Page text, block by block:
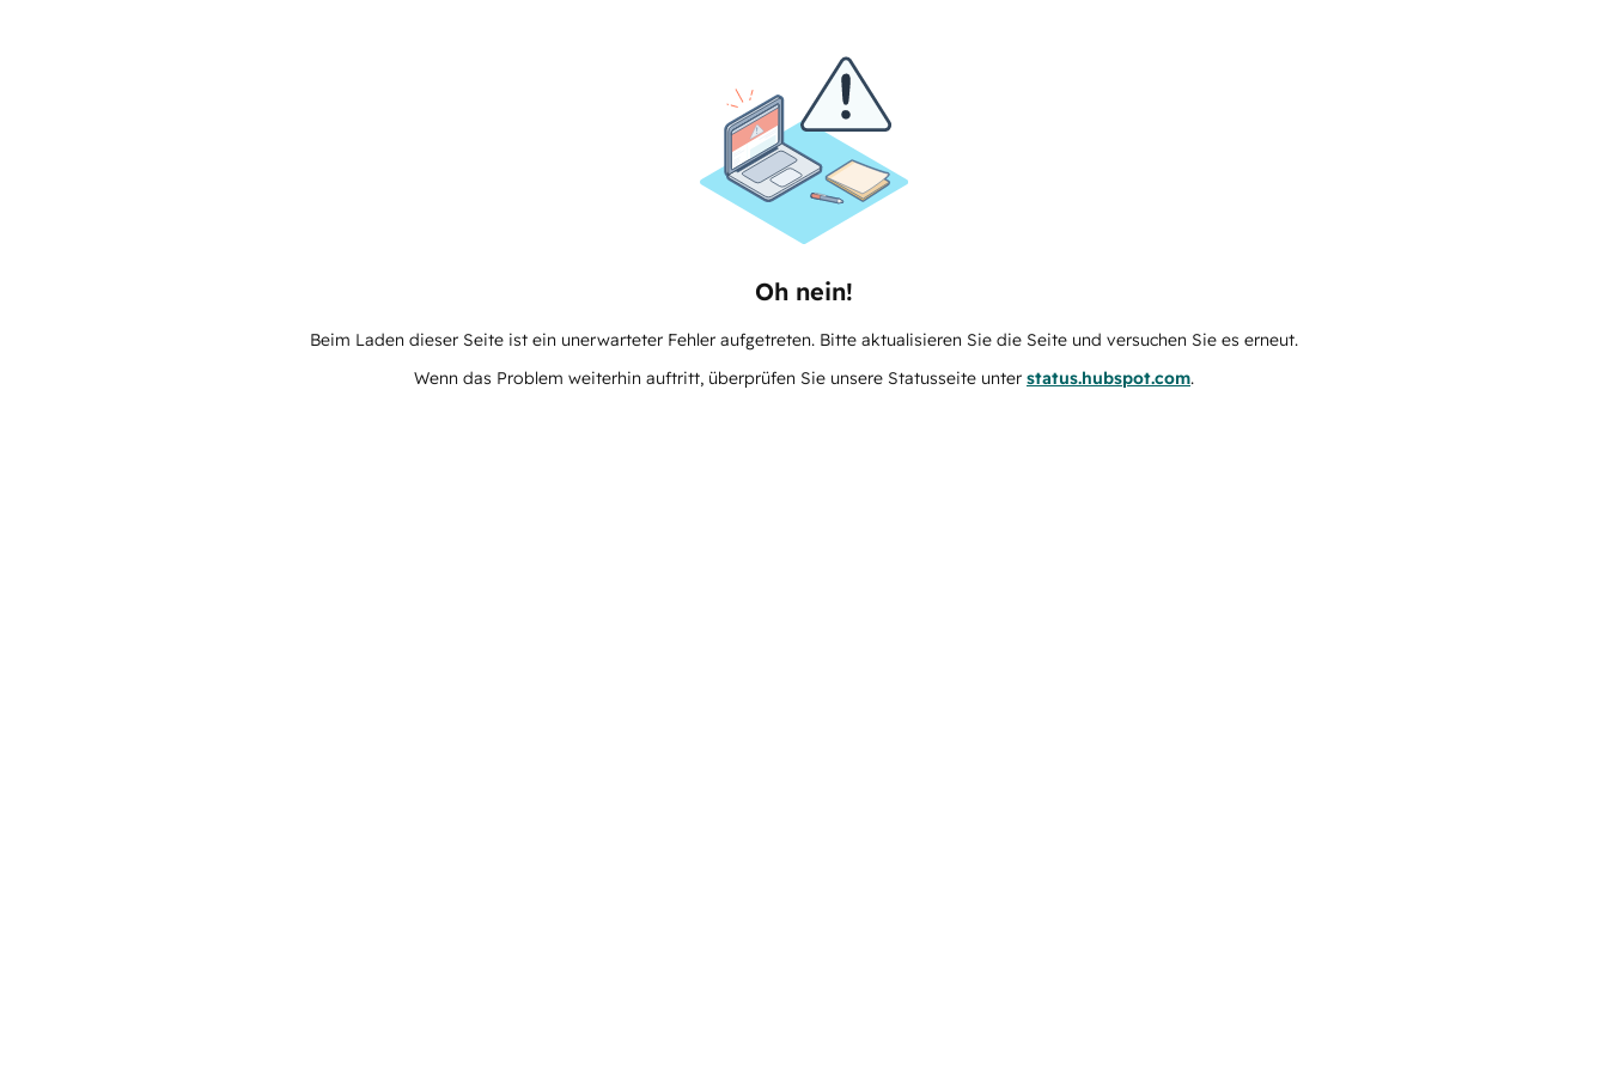
Oh nein!
Beim Laden dieser Seite ist ein unerwarteter Fehler aufgetreten. Bitte aktualisieren Sie die Seite und versuchen Sie es erneut.
Wenn das Problem weiterhin auftritt, überprüfen Sie unsere Statusseite unter status.hubspot.com.